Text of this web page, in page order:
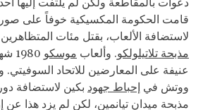
قامت الحكومة المكسيكية خوفاً على
لاستضافة الألعاب، بقتل مئات
مذبحة تلاتيلولكو. وألعاب موسكو
عنيفة على المعارضين للاتحاد
ووتش في إحباط جهود
مذبحة ميدان تيانمين، لكن لم يزد هذا عن